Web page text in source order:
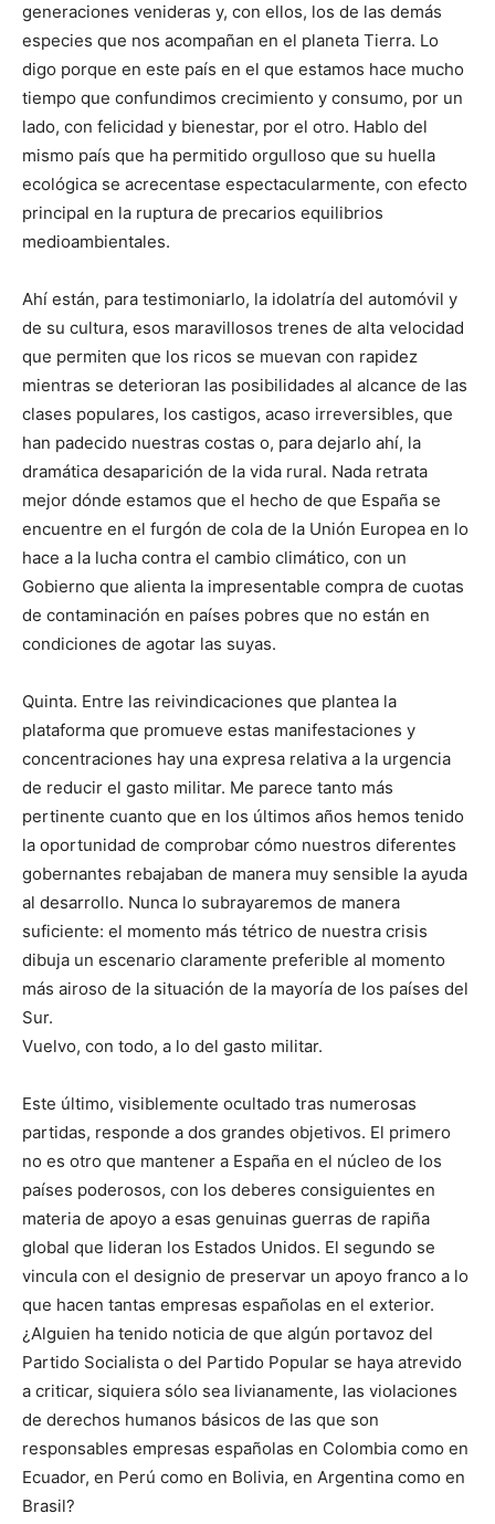
generaciones venideras y, con ellos, los de las demás
especies que nos acompañan en el planeta Tierra. Lo
digo porque en este país en el que estamos hace mucho
tiempo que confundimos crecimiento y consumo, por un
lado, con felicidad y bienestar, por el otro. Hablo del
mismo país que ha permitido orgulloso que su huella
ecológica se acrecentase espectacularmente, con efecto
principal en la ruptura de precarios equilibrios
medioambientales.
Ahí están, para testimoniarlo, la idolatría del automóvil y
de su cultura, esos maravillosos trenes de alta velocidad
que permiten que los ricos se muevan con rapidez
mientras se deterioran las posibilidades al alcance de las
clases populares, los castigos, acaso irreversibles, que
han padecido nuestras costas o, para dejarlo ahí, la
dramática desaparición de la vida rural. Nada retrata
mejor dónde estamos que el hecho de que España se
encuentre en el furgón de cola de la Unión Europea en lo
hace a la lucha contra el cambio climático, con un
Gobierno que alienta la impresentable compra de cuotas
de contaminación en países pobres que no están en
condiciones de agotar las suyas.
Quinta. Entre las reivindicaciones que plantea la
plataforma que promueve estas manifestaciones y
concentraciones hay una expresa relativa a la urgencia
de reducir el gasto militar. Me parece tanto más
pertinente cuanto que en los últimos años hemos tenido
la oportunidad de comprobar cómo nuestros diferentes
gobernantes rebajaban de manera muy sensible la ayuda
al desarrollo. Nunca lo subrayaremos de manera
suficiente: el momento más tétrico de nuestra crisis
dibuja un escenario claramente preferible al momento
más airoso de la situación de la mayoría de los países del
Sur.
Vuelvo, con todo, a lo del gasto militar.
Este último, visiblemente ocultado tras numerosas
partidas, responde a dos grandes objetivos. El primero
no es otro que mantener a España en el núcleo de los
países poderosos, con los deberes consiguientes en
materia de apoyo a esas genuinas guerras de rapiña
global que lideran los Estados Unidos. El segundo se
vincula con el designio de preservar un apoyo franco a lo
que hacen tantas empresas españolas en el exterior.
¿Alguien ha tenido noticia de que algún portavoz del
Partido Socialista o del Partido Popular se haya atrevido
a criticar, siquiera sólo sea livianamente, las violaciones
de derechos humanos básicos de las que son
responsables empresas españolas en Colombia como en
Ecuador, en Perú como en Bolivia, en Argentina como en
Brasil?